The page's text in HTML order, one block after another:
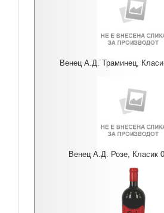
Венец А.Д. Траминец,
Венец А.Д. Розе, Класик